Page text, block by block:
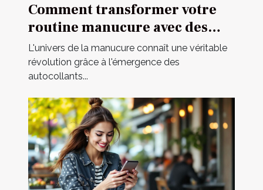
Comment transformer votre
routine manucure avec des
autocollants ?
L'univers de la manucure connaît une véritable
révolution grâce à l'émergence des
autocollants...